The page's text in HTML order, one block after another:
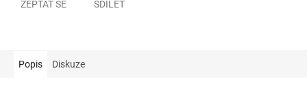
ZEPTAT SE SDÍLET
Popis Diskuze